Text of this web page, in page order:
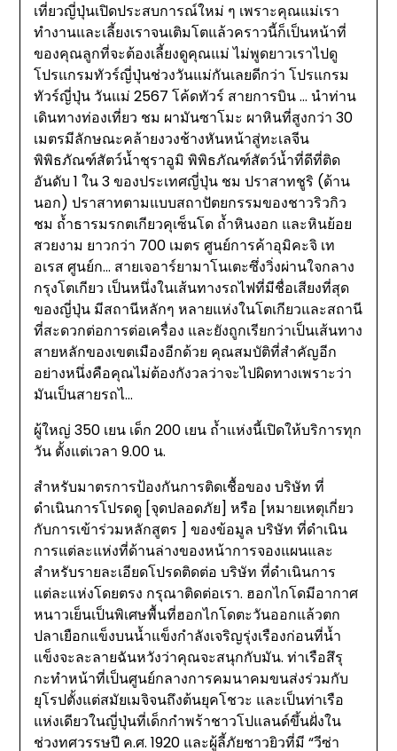
เที่ยวญี่ปุ่นเปิดประสบการณ์ใหม่ ๆ เพราะคุณแม่เรา
ทำงานและเลี้ยงเราจนเติมโตแล้วคราวนี้ก็เป็นหน้าที่
ของคุณลูกที่จะต้องเลี้ยงดูคุณแม่ ไม่พูดยาวเราไปดู
โปรแกรมทัวร์ญี่ปุ่นช่วงวันแม่กันเลยดีกว่า โปรแกรม
ทัวร์ญี่ปุ่น วันแม่ 2567 โค้ดทัวร์ สายการบิน … นำท่าน
เดินทางท่องเที่ยว ชม ผามันซาโมะ ผาหินที่สูงกว่า 30
เมตรมีลักษณะคล้ายงวงช้างหันหน้าสู่ทะเลจีน
พิพิธภัณฑ์สัตว์น้ำชุราอูมิ พิพิธภัณฑ์สัตว์น้ำที่ดีที่ติด
อันดับ 1 ใน 3 ของประเทศญี่ปุ่น ชม ปราสาทชูริ (ด้าน
นอก) ปราสาทตามแบบสถาปัตยกรรมของชาวริวกิว
ชม ถ้ำธารมรกตเกียวคุเซ็นโด ถ้ำหินงอก และหินย้อย
สวยงาม ยาวกว่า 700 เมตร ศูนย์การค้าอุมิคะจิ เท
อเรส ศูนย์ก… สายเจอาร์ยามาโนเตะซึ่งวิ่งผ่านใจกลาง
กรุงโตเกียว เป็นหนึ่งในเส้นทางรถไฟที่มีชื่อเสียงที่สุด
ของญี่ปุ่น มีสถานีหลักๆ หลายแห่งในโตเกียวและสถานี
ที่สะดวกต่อการต่อเครื่อง และยังถูกเรียกว่าเป็นเส้นทาง
สายหลักของเขตเมืองอีกด้วย คุณสมบัติที่สำคัญอีก
อย่างหนึ่งคือคุณไม่ต้องกังวลว่าจะไปผิดทางเพราะว่า
มันเป็นสายรถไ…
ผู้ใหญ่ 350 เยน เด็ก 200 เยน ถ้ำแห่งนี้เปิดให้บริการทุก
วัน ตั้งแต่เวลา 9.00 น.
สำหรับมาตรการป้องกันการติดเชื้อของ บริษัท ที่
ดำเนินการโปรดดู [จุดปลอดภัย] หรือ [หมายเหตุเกี่ยว
กับการเข้าร่วมหลักสูตร ] ของข้อมูล บริษัท ที่ดำเนิน
การแต่ละแห่งที่ด้านล่างของหน้าการจองแผนและ
สำหรับรายละเอียดโปรดติดต่อ บริษัท ที่ดำเนินการ
แต่ละแห่งโดยตรง กรุณาติดต่อเรา. ฮอกไกโดมีอากาศ
หนาวเย็นเป็นพิเศษพื้นที่ฮอกไกโดตะวันออกแล้วตก
ปลาเยือกแข็งบนน้ำแข็งกำลังเจริญรุ่งเรืองก่อนที่น้ำ
แข็งจะละลายฉันหวังว่าคุณจะสนุกกับมัน. ท่าเรือสึรุ
กะทำหน้าที่เป็นศูนย์กลางการคมนาคมขนส่งร่วมกับ
ยุโรปตั้งแต่สมัยเมจิจนถึงต้นยุคโชวะ และเป็นท่าเรือ
แห่งเดียวในญี่ปุ่นที่เด็กกำพร้าชาวโปแลนด์ขึ้นฝั่งใน
ช่วงทศวรรษปี ค.ศ. 1920 และผู้ลี้ภัยชาวยิวที่มี “วีซ่า